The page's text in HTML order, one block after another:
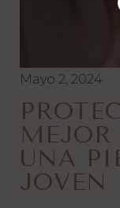
Mayo 2, 2024
UNA
JOVEN